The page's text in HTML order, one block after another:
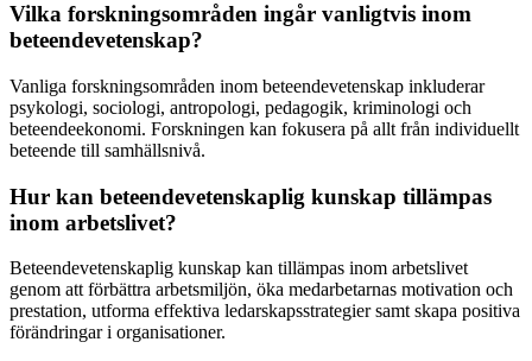
Vilka forskningsområden ingår vanligtvis inom
beteendevetenskap?
Vanliga forskningsområden inom beteendevetenskap inkluderar
psykologi, sociologi, antropologi, pedagogik, kriminologi och
beteendeekonomi. Forskningen kan fokusera på allt från individuellt
beteende till samhällsnivå.
Hur kan beteendevetenskaplig kunskap tillämpas
inom arbetslivet?
Beteendevetenskaplig kunskap kan tillämpas inom arbetslivet
genom att förbättra arbetsmiljön, öka medarbetarnas motivation och
prestation, utforma effektiva ledarskapsstrategier samt skapa positiva
förändringar i organisationer.